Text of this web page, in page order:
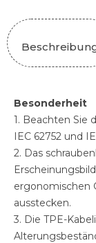
Besonderheit
1. Beachten Sie
IEC 62752 und
2. Das
ergonomischen
ausstecken.
3. Die TPE-